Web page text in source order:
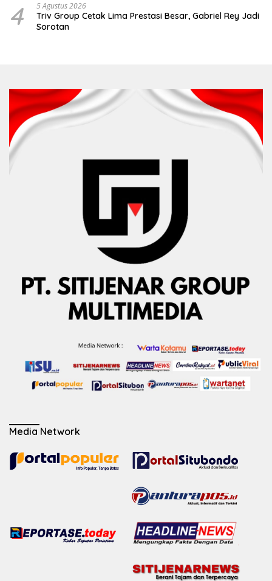
4 5 Agustus 2026
Triv Group Cetak Lima Prestasi Besar, Gabriel Rey Jadi
Sorotan
Media Network